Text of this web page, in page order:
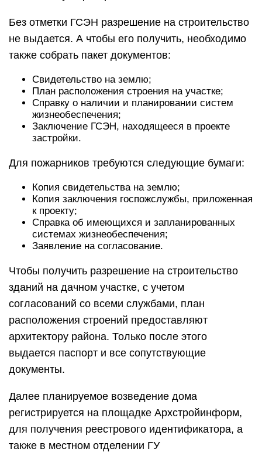
Без отметки ГСЭН разрешение на строительство
не выдается. А чтобы его получить, необходимо
также собрать пакет документов:
Свидетельство на землю;
План расположения строения на участке;
Справку о наличии и планировании систем
жизнеобеспечения;
Заключение ГСЭН, находящееся в проекте
застройки.
Для пожарников требуются следующие бумаги:
Копия свидетельства на землю;
Копия заключения госпожслужбы, приложенная
к проекту;
Справка об имеющихся и запланированных
системах жизнеобеспечения;
Заявление на согласование.
Чтобы получить разрешение на строительство
зданий на дачном участке, с учетом
согласований со всеми службами, план
расположения строений предоставляют
архитектору района. Только после этого
выдается паспорт и все сопутствующие
документы.
Далее планируемое возведение дома
регистрируется на площадке Архстройинформ,
для получения реестрового идентификатора, а
также в местном отделении ГУ